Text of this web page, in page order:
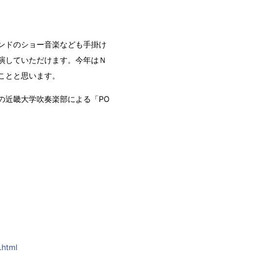
ドのショー音楽なども手掛け
ていただけます。今年はＮ
と思います。
近畿大学吹奏楽部による「PO